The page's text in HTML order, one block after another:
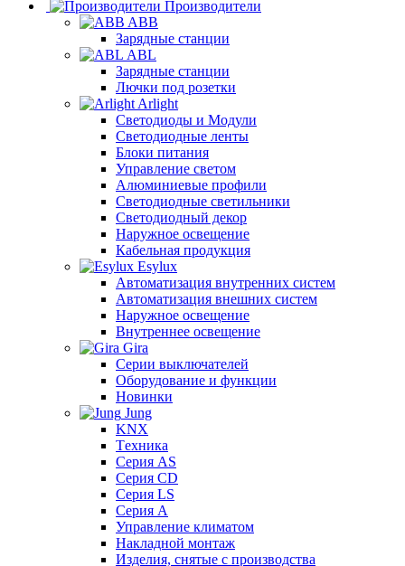
Производители
ABB
Зарядные станции
ABL
Зарядные станции
Лючки под розетки
Arlight
Светодиоды и Модули
Светодиодные ленты
Блоки питания
Управление светом
Алюминиевые профили
Светодиодные светильники
Светодиодный декор
Наружное освещение
Кабельная продукция
Esylux
Автоматизация внутренних систем
Автоматизация внешних систем
Наружное освещение
Внутреннее освещение
Gira
Серии выключателей
Оборудование и функции
Новинки
Jung
KNX
Tехника
Серия AS
Серия CD
Серия LS
Серия A
Управление климатом
Накладной монтаж
Изделия, снятые с производства